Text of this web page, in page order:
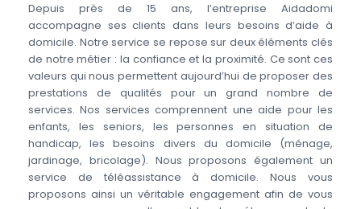
Depuis près de 15 ans, l’entreprise Aidadomi
accompagne ses clients dans leurs besoins d’aide à
domicile. Notre service se repose sur deux éléments clés
de notre métier : la confiance et la proximité. Ce sont ces
valeurs qui nous permettent aujourd’hui de proposer des
prestations de qualités pour un grand nombre de
services. Nos services comprennent une aide pour les
enfants, les seniors, les personnes en situation de
handicap, les besoins divers du domicile (ménage,
jardinage, bricolage). Nous proposons également un
service de téléassistance à domicile. Nous vous
proposons ainsi un véritable engagement afin de vous